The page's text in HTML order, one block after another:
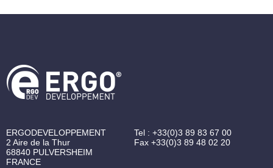
ERGODEVELOPPEMENT
2 Aire de la Thur
68840 PULVERSHEIM
FRANCE
Tel :+33(0)3 89 83 67 00
Fax+33(0)3 89 48 02 20